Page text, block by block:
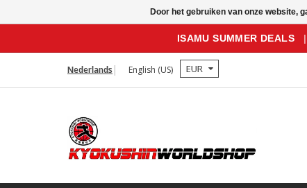
ISAMU SUMMER DEALS |
Nederlands English (US) EUR
Door het gebruiken van onze website,